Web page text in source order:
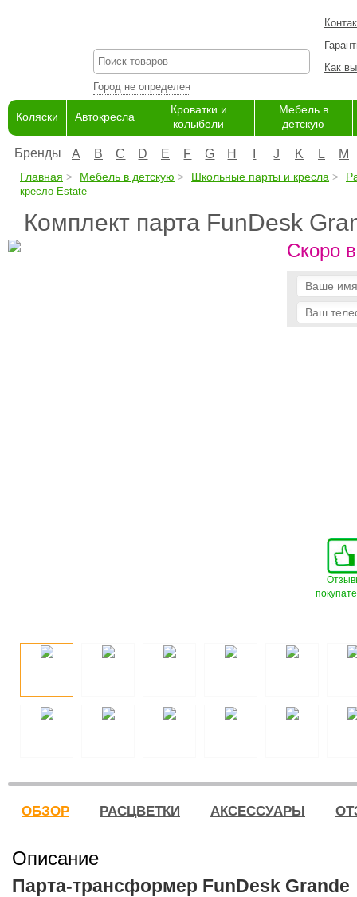
Город не определен
Как
Коляски Автокресла
Кроватки и
колыбели
Мебель в
детскую
Бренды A B C D E F G H J K L M
Главная Мебель в детскую Школьные парты и кресла
кресло Estate
Комплект парта FunDesk
Скоро
ОБЗОР РАСЦВЕТКИ АКСЕССУАРЫ
Описание
Парта-трансформер FunDesk Grande